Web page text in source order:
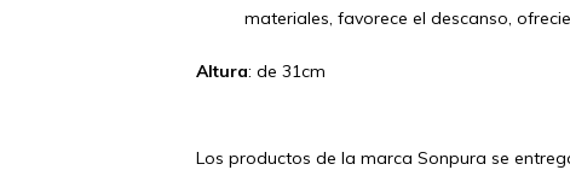
materiales, favorece el descanso,
Altura: de 31cm
Los productos de la marca Sonpura se